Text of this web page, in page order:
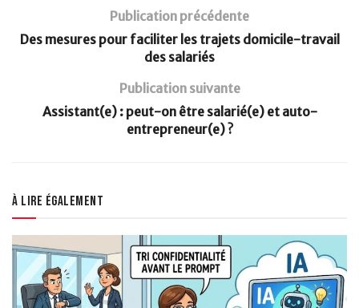
Publication précédente
Des mesures pour faciliter les trajets domicile-travail
des salariés
Publication suivante
Assistant(e) : peut-on être salarié(e) et auto-
entrepreneur(e) ?
À lire également